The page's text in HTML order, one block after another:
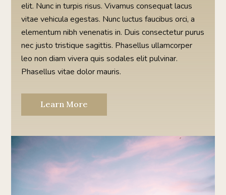
elit. Nunc in turpis risus. Vivamus consequat lacus
vitae vehicula egestas. Nunc luctus faucibus orci, a
elementum nibh venenatis in. Duis consectetur purus
nec justo tristique sagittis. Phasellus ullamcorper
leo non diam vivera quis sodales elit pulvinar.
Phasellus vitae dolor mauris.
Learn More